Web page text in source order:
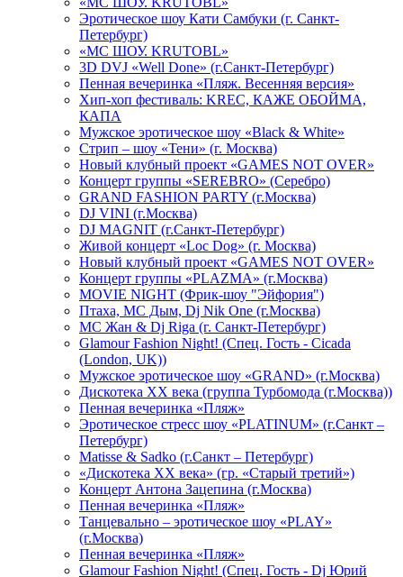
Эротическое шоу Кати Самбуки (г. Санкт-
Петербург)
«МС ШОУ. KRUTOBL»
3D DVJ «Well Done» (г.Санкт-Петербург)
Пенная вечеринка «Пляж. Весенняя версия»
Хип-хоп фестиваль: KREC, КАЖЕ ОБОЙМА,
КАПА
Мужское эротическое шоу «Black & White»
Стрип – шоу «Тени» (г. Москва)
Новый клубный проект «GAMES NOT OVER»
Концерт группы «SEREBRO» (Серебро)
GRAND FASHION PARTY (г.Москва)
DJ VINI (г.Москва)
DJ MAGNIT (г.Санкт-Петербург)
Живой концерт «Loc Dog» (г. Москва)
Новый клубный проект «GAMES NOT OVER»
Концерт группы «PLAZMA» (г.Москва)
MOVIE NIGHT (Фрик-шоу "Эйфория")
Птаха, МС Дым, Dj Nik One (г.Москва)
МС Жан & Dj Riga (г. Санкт-Петербург)
Glamour Fashion Night! (Спец. Гость - Cicada
(London, UK))
Мужское эротическое шоу «GRAND» (г.Москва)
Дискотека XX века (группа Турбомода (г.Москва))
Пенная вечеринка «Пляж»
Эротическое стресс шоу «PLATINUM» (г.Санкт –
Петербург)
Matisse & Sadko (г.Санкт – Петербург)
«Дискотека ХХ века» (гр. «Старый третий»)
Концерт Антона Зацепина (г.Москва)
Пенная вечеринка «Пляж»
Танцевально – эротическое шоу «PLAY»
(г.Москва)
Пенная вечеринка «Пляж»
Glamour Fashion Night! (Спец. Гость - Dj Юрий